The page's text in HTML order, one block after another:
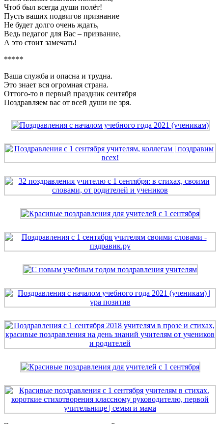
Чтоб был всегда души полёт!
Пусть ваших подвигов признание
Не будет долго очень ждать,
Ведь педагог для Вас – призвание,
А это стоит замечать!
*****
Ваша служба и опасна и трудна.
Это знает вся огромная страна.
Оттого-то в первый праздник сентября
Поздравляем вас от всей души не зря.